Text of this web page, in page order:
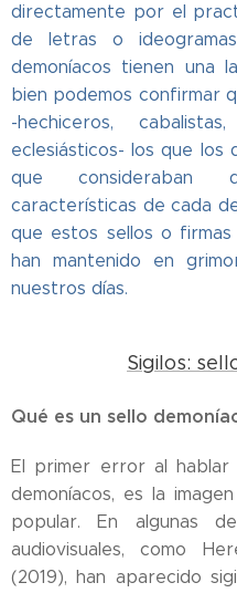
directamente por el
de letras o
demoníacos tienen una
bien podemos confirmar
-hechiceros,
eclesiásticos- los que los
que consideraban
características de cada
que estos sellos o
han mantenido en
nuestros días.
Sigilos:
Qué es un sello
El primer error al hablar
demoníacos, es la
popular. En algunas
audiovisuales, como
(2019), han aparecido